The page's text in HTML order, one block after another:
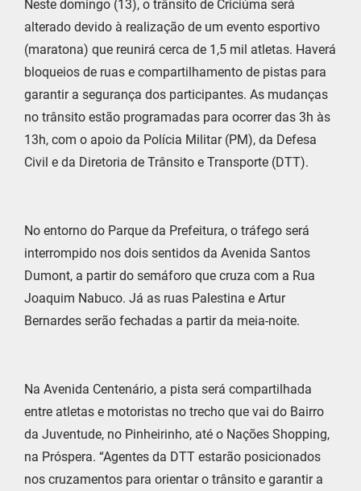
Neste domingo (13), o trânsito de Criciúma será
alterado devido à realização de um evento esportivo
(maratona) que reunirá cerca de 1,5 mil atletas. Haverá
bloqueios de ruas e compartilhamento de pistas para
garantir a segurança dos participantes. As mudanças
no trânsito estão programadas para ocorrer das 3h às
13h, com o apoio da Polícia Militar (PM), da Defesa
Civil e da Diretoria de Trânsito e Transporte (DTT).
No entorno do Parque da Prefeitura, o tráfego será
interrompido nos dois sentidos da Avenida Santos
Dumont, a partir do semáforo que cruza com a Rua
Joaquim Nabuco. Já as ruas Palestina e Artur
Bernardes serão fechadas a partir da meia-noite.
Na Avenida Centenário, a pista será compartilhada
entre atletas e motoristas no trecho que vai do Bairro
da Juventude, no Pinheirinho, até o Nações Shopping,
na Próspera. “Agentes da DTT estarão posicionados
nos cruzamentos para orientar o trânsito e garantir a